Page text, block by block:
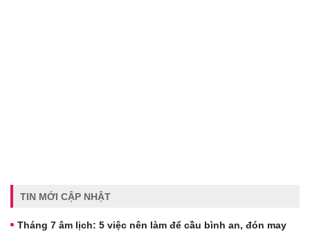
TIN MỚI CẬP NHẬT
Tháng 7 âm lịch: 5 việc nên làm để cầu bình an, đón may